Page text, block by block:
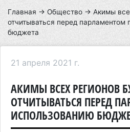
Главная → Общество → Акимы
отчитываться перед парламентом
бюджета
21 апреля 2021 г.
АКИМЫ ВСЕХ РЕГИОНОВ
ОТЧИТЫВАТЬСЯ ПЕРЕД
ИСПОЛЬЗОВАНИЮ